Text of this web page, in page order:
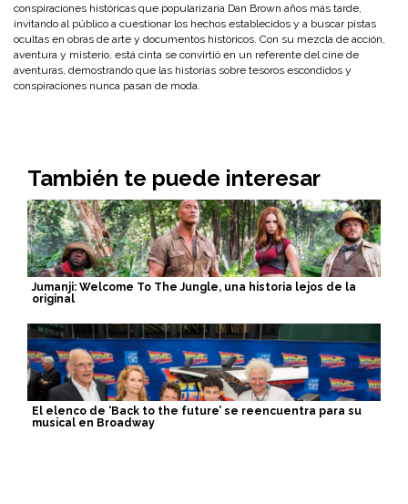
conspiraciones históricas que popularizaría Dan Brown años más tarde,
invitando al público a cuestionar los hechos establecidos y a buscar pistas
ocultas en obras de arte y documentos históricos. Con su mezcla de acción,
aventura y misterio, está cinta se convirtió en un referente del cine de
aventuras, demostrando que las historias sobre tesoros escondidos y
conspiraciones nunca pasan de moda.
También te puede interesar
Jumanji: Welcome To The Jungle, una historia lejos de la
original
El elenco de ‘Back to the future’ se reencuentra para su
musical en Broadway